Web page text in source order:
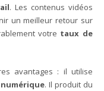
. Les contenus vidéos
un meilleur retour sur
votre taux de
avantages : il utilise
. Il produit du